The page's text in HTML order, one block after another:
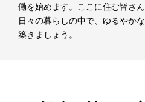
働を始めます。ここに住む皆さ
日々の暮らしの中で、ゆるやか
築きましょう。